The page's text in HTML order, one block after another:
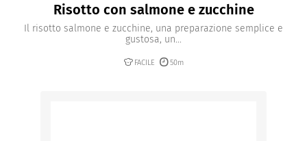
Risotto con salmone e zucchine
Il risotto salmone e zucchine, una preparazione semplice e
gustosa, un...
FACILE 50m